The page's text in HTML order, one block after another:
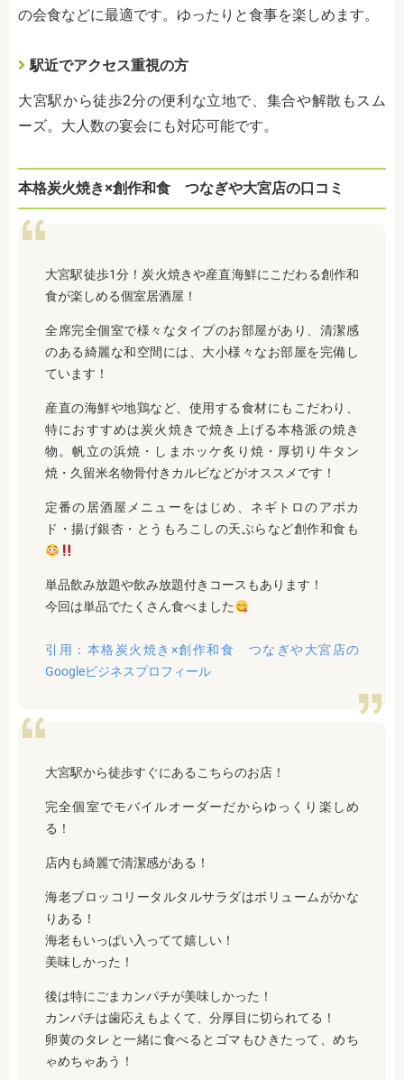
の会食などに最適です。ゆったりと食事を楽しめます。
駅近でアクセス重視の方
大宮駅から徒歩2分の便利な立地で、集合や解散もスム
ーズ。大人数の宴会にも対応可能です。
本格炭火焼き×創作和食 つなぎや大宮店の口コミ
大宮駅徒歩1分！炭火焼きや産直海鮮にこだわる創作和
食が楽しめる個室居酒屋！
全席完全個室で様々なタイプのお部屋があり、清潔感
のある綺麗な和空間には、大小様々なお部屋を完備し
ています！
産直の海鮮や地鶏など、使用する食材にもこだわり、
特におすすめは炭火焼きで焼き上げる本格派の焼き
物。帆立の浜焼・しまホッケ炙り焼・厚切り牛タン
焼・久留米名物骨付きカルビなどがオススメです！
定番の居酒屋メニューをはじめ、ネギトロのアボカ
ド・揚げ銀杏・とうもろこしの天ぷらなど創作和食も
単品飲み放題や飲み放題付きコースもあります！
今回は単品でたくさん食べました
引用：本格炭火焼き×創作和食 つなぎや大宮店の
Googleビジネスプロフィール
大宮駅から徒歩すぐにあるこちらのお店！
完全個室でモバイルオーダーだからゆっくり楽しめ
る！
店内も綺麗で清潔感がある！
海老ブロッコリータルタルサラダはボリュームがかな
りある！
海老もいっぱい入ってて嬉しい！
美味しかった！
後は特にごまカンパチが美味しかった！
カンパチは歯応えもよくて、分厚目に切られてる！
卵黄のタレと一緒に食べるとゴマもひきたって、めち
ゃめちゃあう！